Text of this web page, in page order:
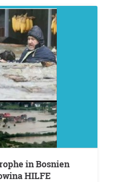
HILFE